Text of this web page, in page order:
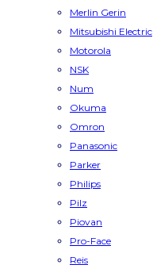
Merlin Gerin
Mitsubishi Electric
Motorola
NSK
Num
Okuma
Omron
Panasonic
Parker
Philips
Pilz
Piovan
Pro-Face
Reis